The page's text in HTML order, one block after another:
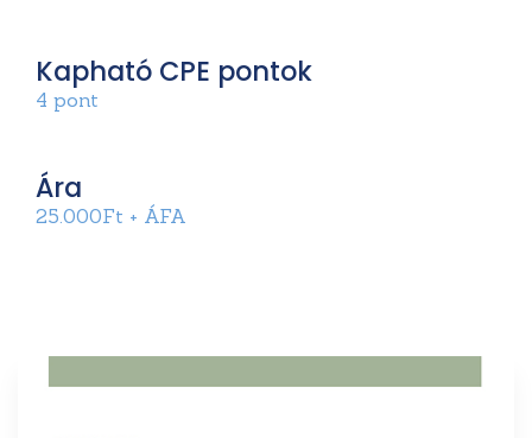
Kapható CPE pontok
4 pont
Ára
25.000Ft + ÁFA